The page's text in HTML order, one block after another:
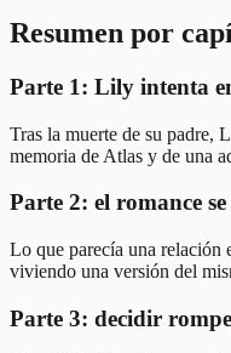
Resumen por
Parte 1: Lily intenta
Tras la muerte de su padre,
memoria de Atlas y de una
Parte 2: el romance
Lo que parecía una relación
viviendo una versión del
Parte 3: decidir